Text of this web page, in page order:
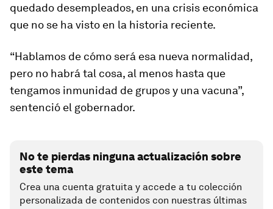
quedado desempleados, en una crisis económica
que no se ha visto en la historia reciente.
“Hablamos de cómo será esa nueva normalidad,
pero no habrá tal cosa, al menos hasta que
tengamos inmunidad de grupos y una vacuna”,
sentenció el gobernador.
No te pierdas ninguna actualización sobre
este tema
Crea una cuenta gratuita y accede a tu colección
personalizada de contenidos con nuestras últimas